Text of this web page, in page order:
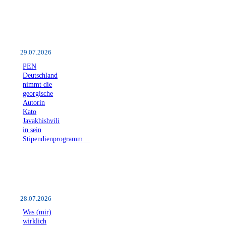
29.07.2026
PEN
Deutschland
nimmt die
georgische
Autorin
Kato
Javakhishvili
in sein
Stipendienprogramm…
28.07.2026
Was (mir)
wirklich